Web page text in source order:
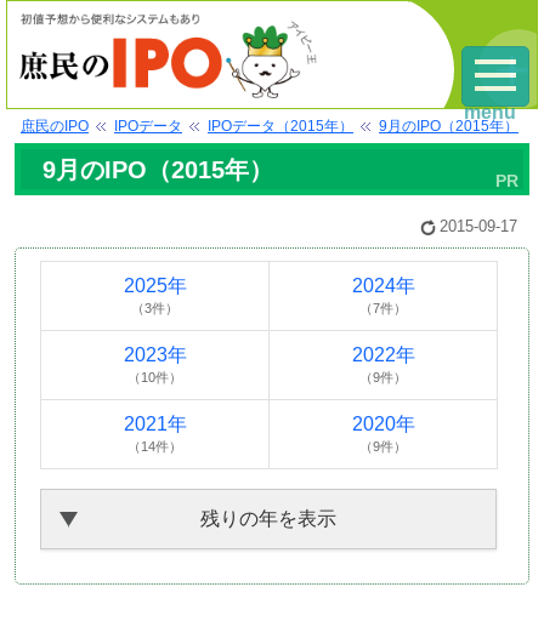
庶民のIPO IPOデータ IPOデータ（2015年） 9月のIPO（2015年）
9月のIPO（2015年）
2015-09-17
2025年
（3件）
2024年
（7件）
2023年
（10件）
2022年
（9件）
2021年
（14件）
2020年
（9件）
残りの年を表示
menu